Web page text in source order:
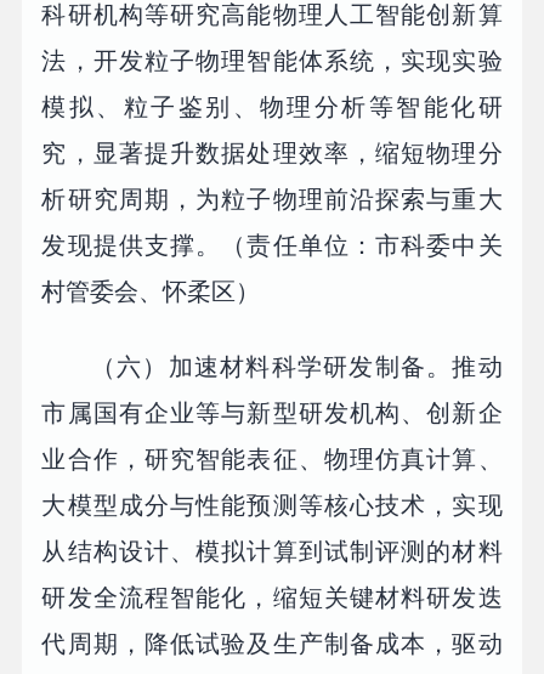
科研机构等研究高能物理人工智能创新算
法，开发粒子物理智能体系统，实现实验
模拟、粒子鉴别、物理分析等智能化研
究，显著提升数据处理效率，缩短物理分
析研究周期，为粒子物理前沿探索与重大
发现提供支撑。（责任单位：市科委中关
村管委会、怀柔区）
（六）加速材料科学研发制备。推动
市属国有企业等与新型研发机构、创新企
业合作，研究智能表征、物理仿真计算、
大模型成分与性能预测等核心技术，实现
从结构设计、模拟计算到试制评测的材料
研发全流程智能化，缩短关键材料研发迭
代周期，降低试验及生产制备成本，驱动